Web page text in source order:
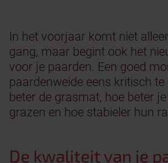
In het voorjaar komt niet
gang, maar begint ook het
voor je paarden. Een goed
paardenweide eens kritisch
beter de grasmat, hoe beter
grazen en hoe stabieler hun
De kwaliteit van je